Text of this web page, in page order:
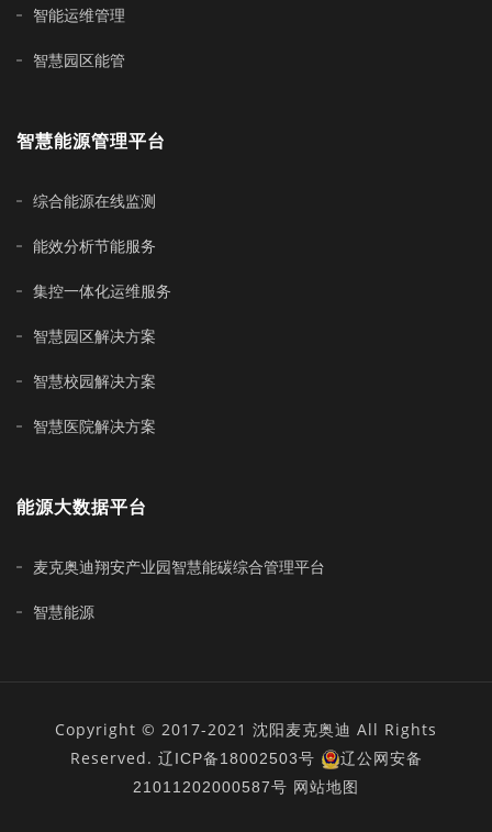
智能运维管理
智慧园区能管
智慧能源管理平台
综合能源在线监测
能效分析节能服务
集控一体化运维服务
智慧园区解决方案
智慧校园解决方案
智慧医院解决方案
能源大数据平台
麦克奥迪翔安产业园智慧能碳综合管理平台
智慧能源
Copyright © 2017-2021 沈阳麦克奥迪 All Rights
Reserved. 辽ICP备18002503号
辽公网安备
21011202000587号 网站地图